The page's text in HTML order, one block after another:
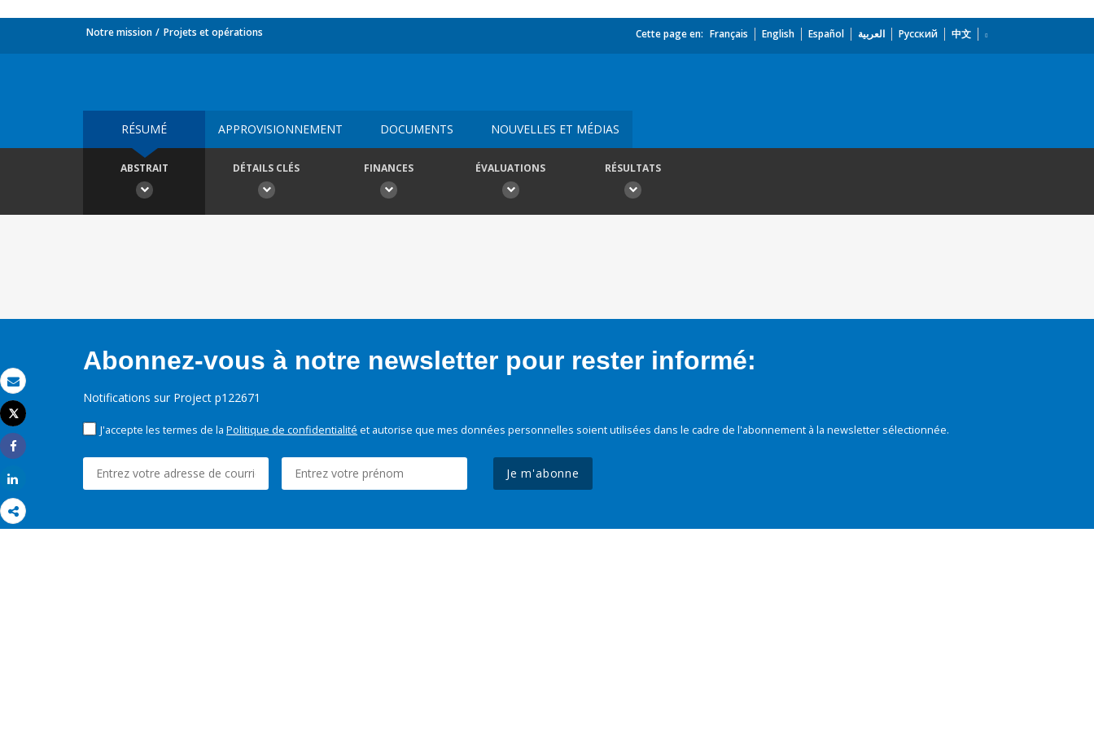
Email
Imprimer
Tweet
Share
Notre mission Projets et opérations Cette page en: Français English Español العربية Русский 中文
RÉSUMÉ APPROVISIONNEMENT DOCUMENTS NOUVELLES ET MÉDIAS
ABSTRAIT DÉTAILS CLÉS FINANCES ÉVALUATIONS RÉSULTATS
Abonnez-vous à notre newsletter pour rester informé:
Notifications sur Project p122671
J'accepte les termes de la Politique de confidentialité et autorise que mes données personnelles soient utilisées dans le cadre de l'abonnement à la newsletter sélectionnée.
Je m'abonne